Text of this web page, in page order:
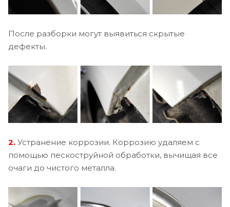
После разборки могут выявиться скрытые
дефекты.
2. Устранение коррозии. Коррозию удаляем с
помощью пескоструйной обработки, вычищая все
очаги до чистого металла.